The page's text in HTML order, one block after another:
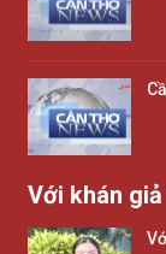
Với khán